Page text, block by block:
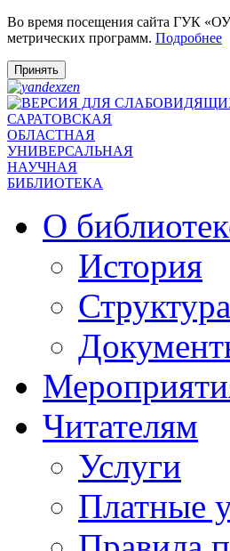
Во время посещения сайта ГУК
метрических программ. Подробнее
Принять
САРАТОВСКАЯ
ОБЛАСТНАЯ
УНИВЕРСАЛЬНАЯ
НАУЧНАЯ
БИБЛИОТЕКА
О
История
Структура
Читателям
Услуги
Платные